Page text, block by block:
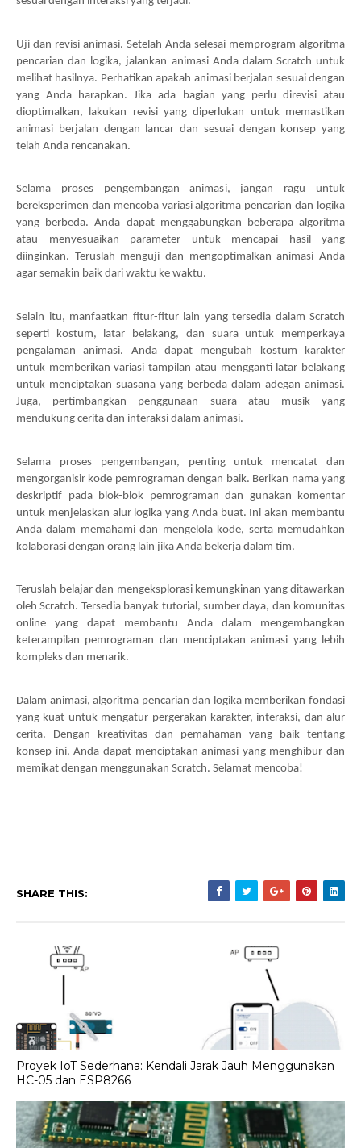
Uji dan revisi animasi. Setelah Anda selesai memprogram algoritma
pencarian dan logika, jalankan animasi Anda dalam Scratch untuk
melihat hasilnya. Perhatikan apakah animasi berjalan sesuai dengan
yang Anda harapkan. Jika ada bagian yang perlu direvisi atau
dioptimalkan, lakukan revisi yang diperlukan untuk memastikan
animasi berjalan dengan lancar dan sesuai dengan konsep yang
telah Anda rencanakan.
Selama proses pengembangan animasi, jangan ragu untuk
bereksperimen dan mencoba variasi algoritma pencarian dan logika
yang berbeda. Anda dapat menggabungkan beberapa algoritma
atau menyesuaikan parameter untuk mencapai hasil yang
diinginkan. Teruslah menguji dan mengoptimalkan animasi Anda
agar semakin baik dari waktu ke waktu.
Selain itu, manfaatkan fitur-fitur lain yang tersedia dalam Scratch
seperti kostum, latar belakang, dan suara untuk memperkaya
pengalaman animasi. Anda dapat mengubah kostum karakter
untuk memberikan variasi tampilan atau mengganti latar belakang
untuk menciptakan suasana yang berbeda dalam adegan animasi.
Juga, pertimbangkan penggunaan suara atau musik yang
mendukung cerita dan interaksi dalam animasi.
Selama proses pengembangan, penting untuk mencatat dan
mengorganisir kode pemrograman dengan baik. Berikan nama yang
deskriptif pada blok-blok pemrograman dan gunakan komentar
untuk menjelaskan alur logika yang Anda buat. Ini akan membantu
Anda dalam memahami dan mengelola kode, serta memudahkan
kolaborasi dengan orang lain jika Anda bekerja dalam tim.
Teruslah belajar dan mengeksplorasi kemungkinan yang ditawarkan
oleh Scratch. Tersedia banyak tutorial, sumber daya, dan komunitas
online yang dapat membantu Anda dalam mengembangkan
keterampilan pemrograman dan menciptakan animasi yang lebih
kompleks dan menarik.
Dalam animasi, algoritma pencarian dan logika memberikan fondasi
yang kuat untuk mengatur pergerakan karakter, interaksi, dan alur
cerita. Dengan kreativitas dan pemahaman yang baik tentang
konsep ini, Anda dapat menciptakan animasi yang menghibur dan
memikat dengan menggunakan Scratch. Selamat mencoba!
SHARE THIS:
Proyek IoT Sederhana: Kendali Jarak Jauh Menggunakan
HC-05 dan ESP8266